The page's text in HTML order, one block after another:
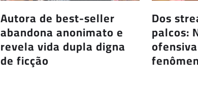
Autora de best-seller
abandona anonimato e
revela vida dupla digna
de ficção
Dos
palcos: